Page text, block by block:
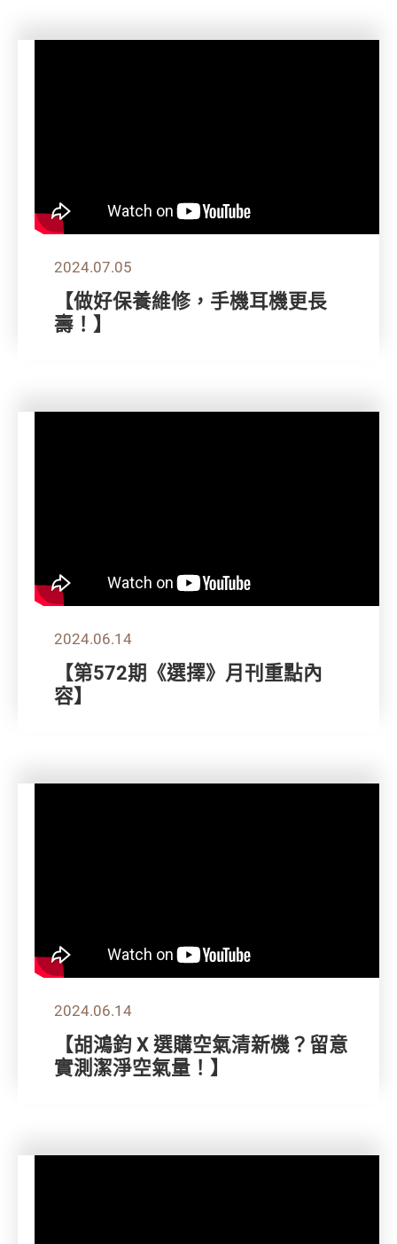
2024.07.05
【做好保養維修，手機耳機更長
壽！】
2024.06.14
【第572期《選擇》月刊重點內
容】
2024.06.14
【胡鴻鈞 X 選購空氣清新機？留意
實測潔淨空氣量！】